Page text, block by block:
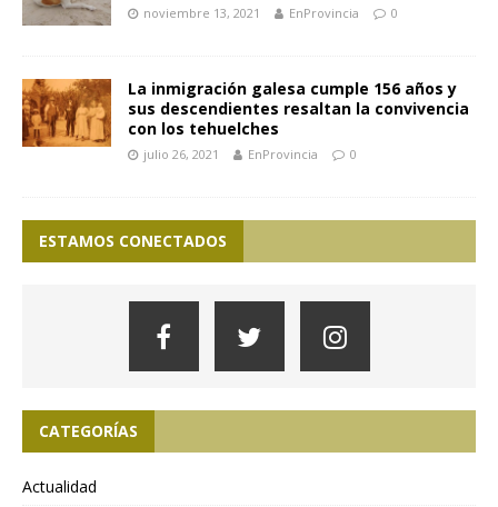
noviembre 13, 2021 EnProvincia 0
La inmigración galesa cumple 156 años y
sus descendientes resaltan la convivencia
con los tehuelches
julio 26, 2021 EnProvincia 0
ESTAMOS CONECTADOS
CATEGORÍAS
Actualidad